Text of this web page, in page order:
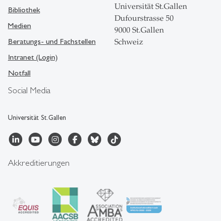
Social Media
Universität St.Gallen
Bibliothek
Medien
Beratungs- und Fachstellen
Intranet (Login)
Notfall
Universität St.Gallen
Dufourstrasse 50
9000 St.Gallen
Schweiz
Akkreditierungen